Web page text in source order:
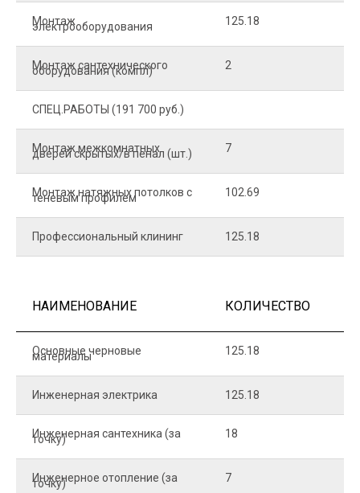
Монтаж
электрооборудования 125.18
Монтаж сантехнического
оборудования (компл) 2
СПЕЦ.РАБОТЫ (191 700 руб.)
Монтаж межкомнатных
дверей скрытых/в пенал (шт.) 7
Монтаж натяжных потолков с
теневым профилем 102.69
Профессиональный клининг 125.18
НАИМЕНОВАНИЕ КОЛИЧЕСТВО
Основные черновые
материалы 125.18
Инженерная электрика 125.18
Инженерная сантехника (за
точку) 18
Инженерное отопление (за
точку) 7